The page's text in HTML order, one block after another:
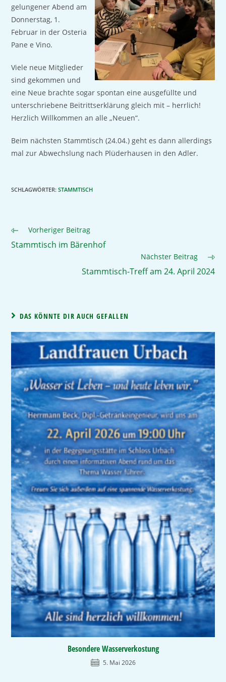
gelungener Abend am
Donnerstag, 1.
Februar in der Osteria
Pane e Vino.
Viele neue Mitglieder
sind gekommen und
eine Neue brachte sogar spontan eine ausgefüllte und
unterschriebene Beitrittserklärung gleich mit – herrlich!
Herzlich Willkommen an alle „Neuen“.
Beim nächsten Stammtisch (24.04.) geht es dann allerdings
mal zur Abwechslung nach Plüderhausen in den Adler.
SCHLAGWÖRTER:STAMMTISCH
Vorheriger Beitrag
Stammtisch im Bärenhof
Nächster Beitrag
Stammtisch-Treff am 24. April 2024
DAS KÖNNTE DIR AUCH GEFALLEN
Besondere Wasserverkostung
5. Mai 2026